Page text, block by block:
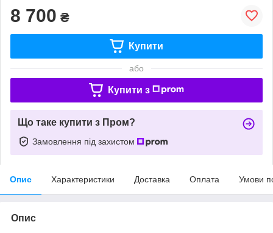
8 700 ₴
Купити
або
Купити з
Що таке купити з Пром?
Замовлення під захистом
Опис Характеристики Доставка Оплата Умови
Опис